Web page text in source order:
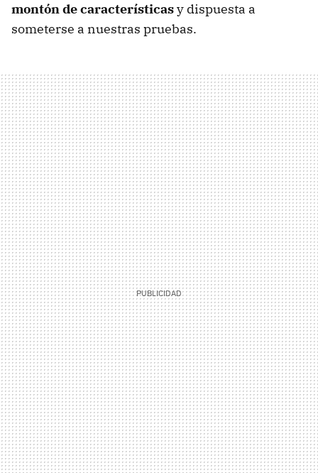
montón de característicasy dispuesta a
someterse a nuestras pruebas.